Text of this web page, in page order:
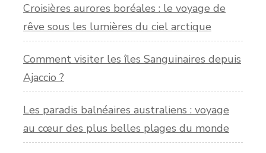
Croisières aurores boréales : le voyage de
rêve sous les lumières du ciel arctique
Comment visiter les îles Sanguinaires depuis
Ajaccio ?
Les paradis balnéaires australiens : voyage
au cœur des plus belles plages du monde